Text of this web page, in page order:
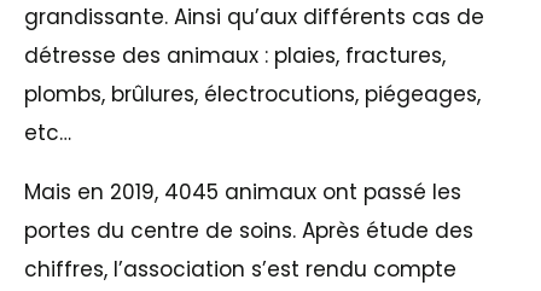
grandissante. Ainsi qu’aux différents cas de
détresse des animaux : plaies, fractures,
plombs, brûlures, électrocutions, piégeages,
etc…
Mais en 2019, 4045 animaux ont passé les
portes du centre de soins. Après étude des
chiffres, l’association s’est rendu compte